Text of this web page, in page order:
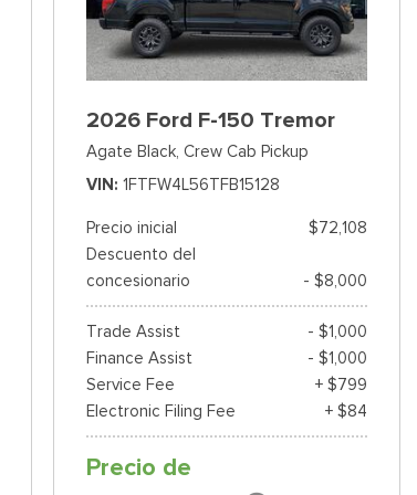
2026 Ford F-150 Tremor
Agate Black, Crew Cab Pickup
VIN
1FTFW4L56TFB15128
Precio inicial
$72,108
Descuento del
concesionario
- $8,000
Trade Assist
- $1,000
Finance Assist
- $1,000
Service Fee
+ $799
Electronic Filing Fee
+ $84
Precio de